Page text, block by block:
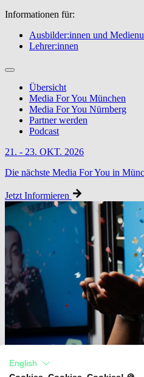
Informationen für:
Ausbilder:innen und
Lehrer:innen
Übersicht
Media For You München
Media For You Nürnberg
Partner werden
Podcast
21. - 23. OKT. 2026
Die nächste Media For You in
Jetzt Informieren
English